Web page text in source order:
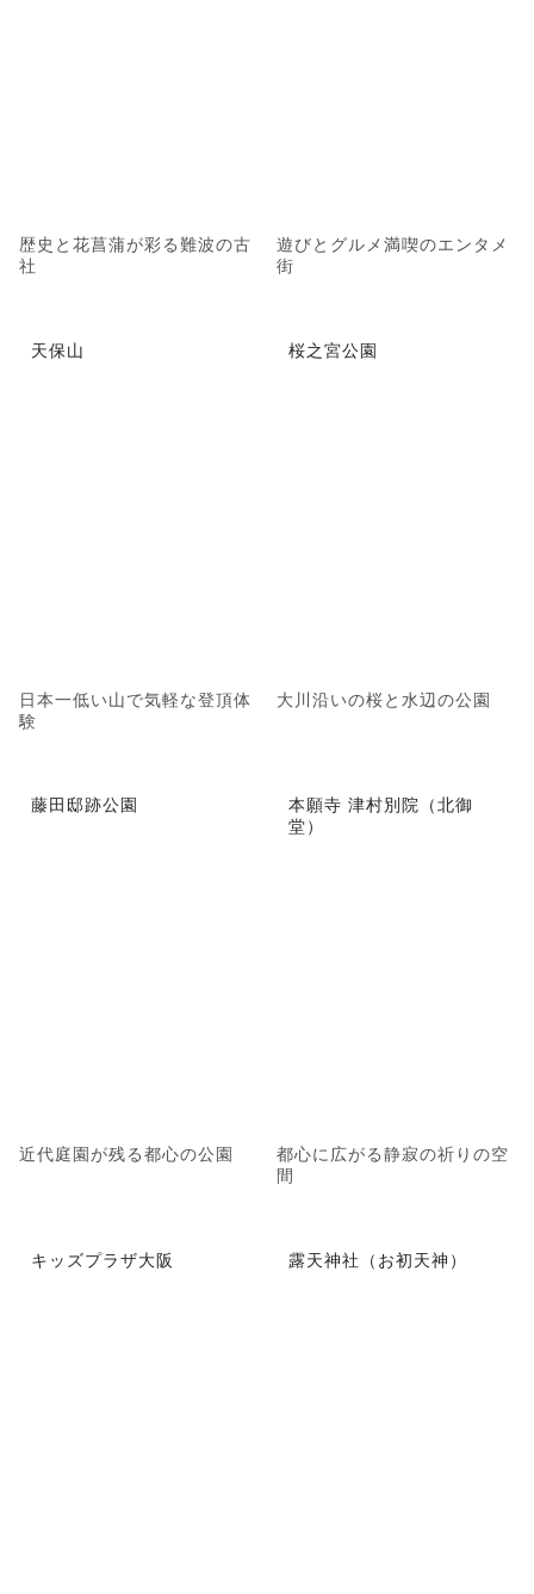
歴史と花菖蒲が彩る難波の古
社
遊びとグルメ満喫のエンタメ
街
天保山
日本一低い山で気軽な登頂体
験
桜之宮公園
大川沿いの桜と水辺の公園
藤田邸跡公園
近代庭園が残る都心の公園
本願寺 津村別院（北御
堂）
都心に広がる静寂の祈りの空
間
キッズプラザ大阪 露天神社（お初天神）